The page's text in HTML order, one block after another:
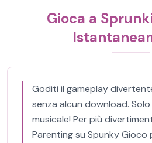
Gioca a
Goditi il gameplay
senza alcun download.
musicale! Per più
Parenting su Spunky Gioco